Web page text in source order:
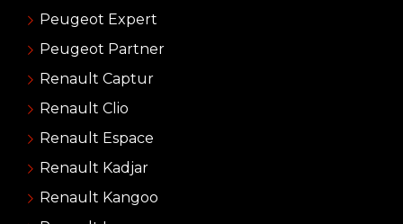
Peugeot Expert
Peugeot Partner
Renault Captur
Renault Clio
Renault Espace
Renault Kadjar
Renault Kangoo